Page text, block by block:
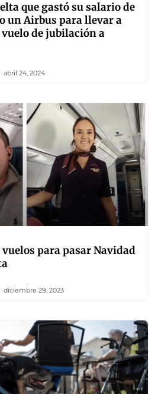
que gastó su salario de
un Airbus para llevar a
vuelo de jubilación a
abril 24, 2024
vuelos para pasar Navidad
diciembre 29, 2023